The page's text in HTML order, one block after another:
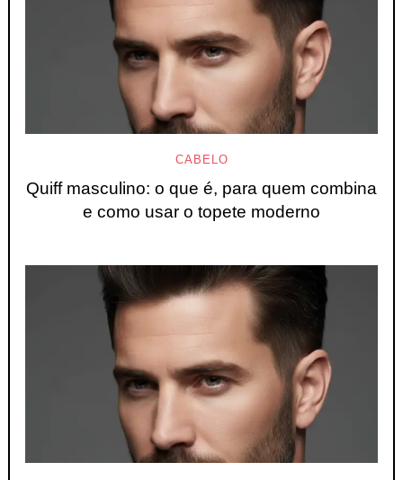
CABELO
Quiff masculino: o que é, para quem combina
e como usar o topete moderno